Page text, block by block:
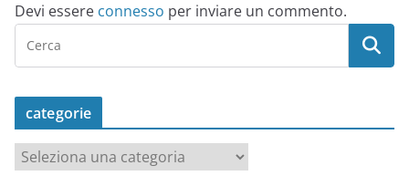
Devi essere connesso per inviare un commento.
categorie
a